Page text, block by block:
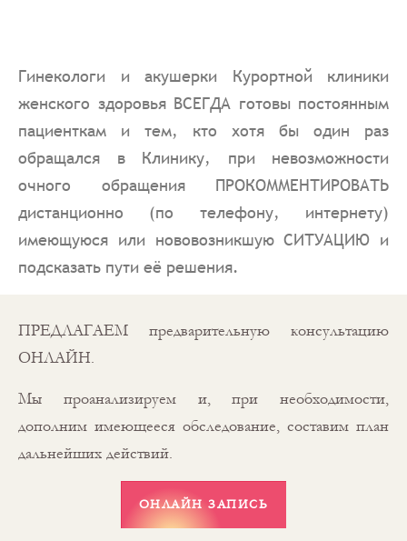
Гинекологи и акушерки Курортной клиники
женского здоровья ВСЕГДА готовы постоянным
пациенткам и тем, кто хотя бы один раз
обращался в Клинику, при невозможности
очного обращения ПРОКОММЕНТИРОВАТЬ
дистанционно (по телефону, интернету)
имеющуюся или нововозникшую СИТУАЦИЮ и
подсказать пути её решения.
ПРЕДЛАГАЕМ предварительную консультацию
ОНЛАЙН.
Мы проанализируем и, при необходимости,
дополним имеющееся обследование, составим план
дальнейших действий.